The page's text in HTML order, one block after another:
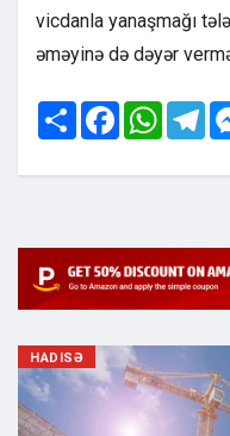
vicdanla yanaşmağı
əməyinə də dəyər
Share Facebook
HADISƏ